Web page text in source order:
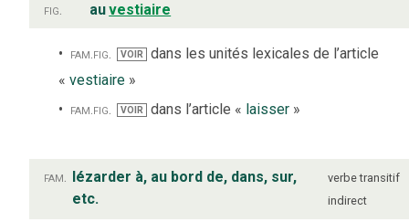
fig.
auvestiaire
fam.fig. VOIR dans les unités lexicales de l’article
« vestiaire »
fam.fig. VOIR dans l’article « laisser»
fam. lézarder à, au bord de, dans, sur,
etc.
verbe transitif
indirect